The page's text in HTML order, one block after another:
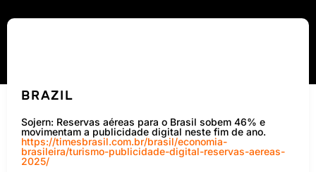
BRAZIL
Sojern: Reservas aéreas para o Brasil sobem 46% e
movimentam a publicidade digital neste fim de ano.
https://timesbrasil.com.br/brasil/economia-
brasileira/turismo-publicidade-digital-reservas-aereas-
2025/